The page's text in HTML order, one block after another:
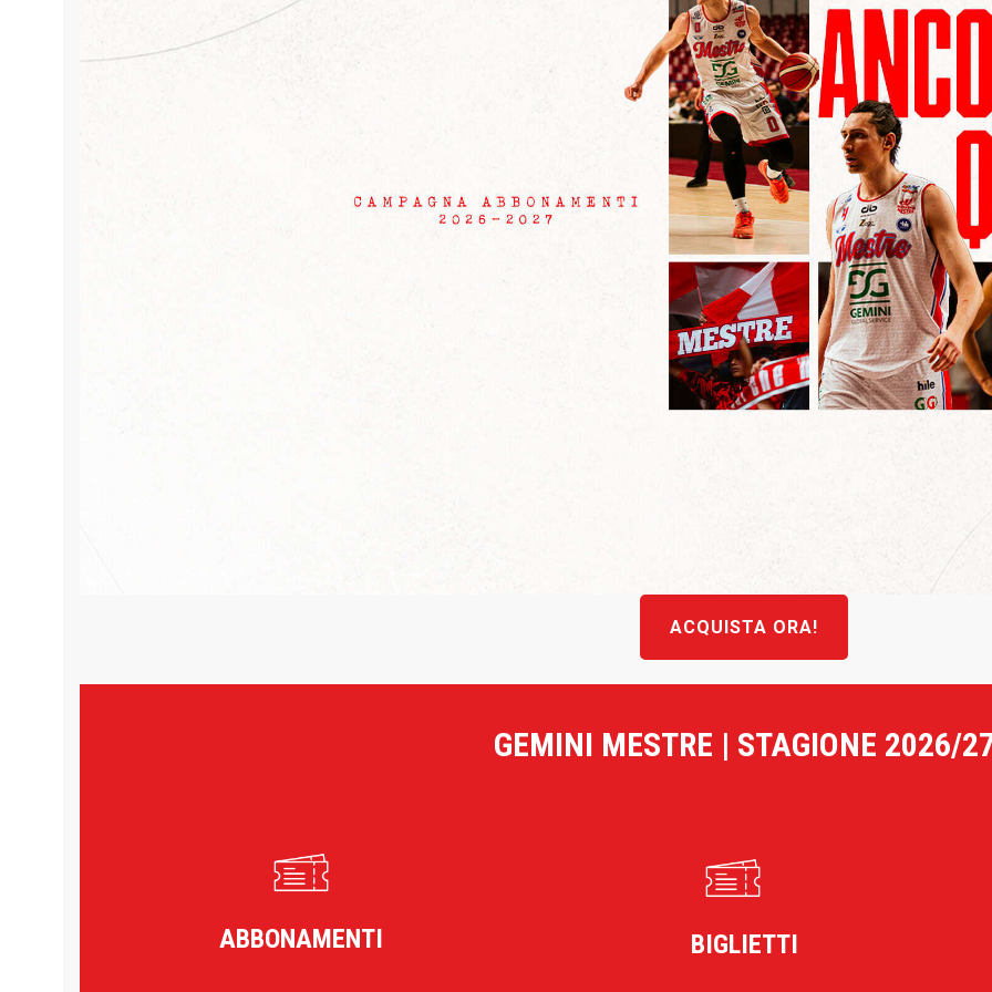
ACQUISTA ORA!
GEMINI MESTRE | STAGIONE 2026/
ABBONAMENTI BIGLIETTI